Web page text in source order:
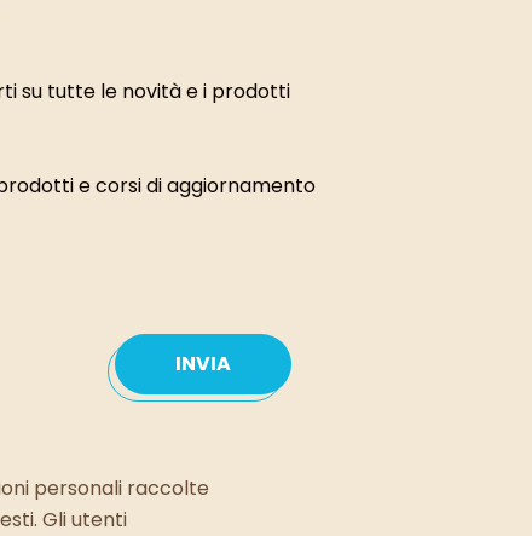
su tutte le novità e i prodotti
e corsi di aggiornamento
personali raccolte
Gli utenti